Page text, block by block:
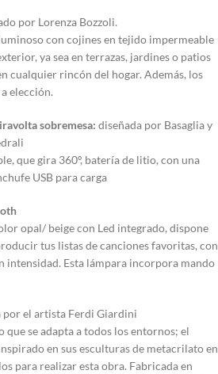
por Lorenza Bozzoli.
con cojines en tejido impermeable
ya sea en terrazas, jardines o patios
cualquier rincón del hogar. Además, los
elección.
sobremesa: diseñada por Basaglia y
que gira 360º, batería de litio, con una
USB para carga
opal/ beige con Led integrado, dispone
tus listas de canciones favoritas, con
intensidad. Esta lámpara incorpora mando
por el artista Ferdi Giardini
que se adapta a todos los entornos; el
en sus esculturas de metacrilato en
para realizar esta obra. Fabricada en